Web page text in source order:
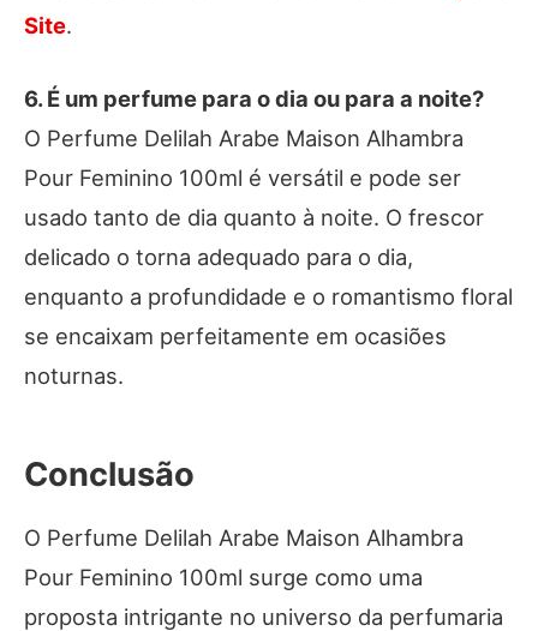
Site.
6. É um perfume para o dia ou para a noite?
O Perfume Delilah Arabe Maison Alhambra
Pour Feminino 100ml é versátil e pode ser
usado tanto de dia quanto à noite. O frescor
delicado o torna adequado para o dia,
enquanto a profundidade e o romantismo floral
se encaixam perfeitamente em ocasiões
noturnas.
Conclusão
O Perfume Delilah Arabe Maison Alhambra
Pour Feminino 100ml surge como uma
proposta intrigante no universo da perfumaria